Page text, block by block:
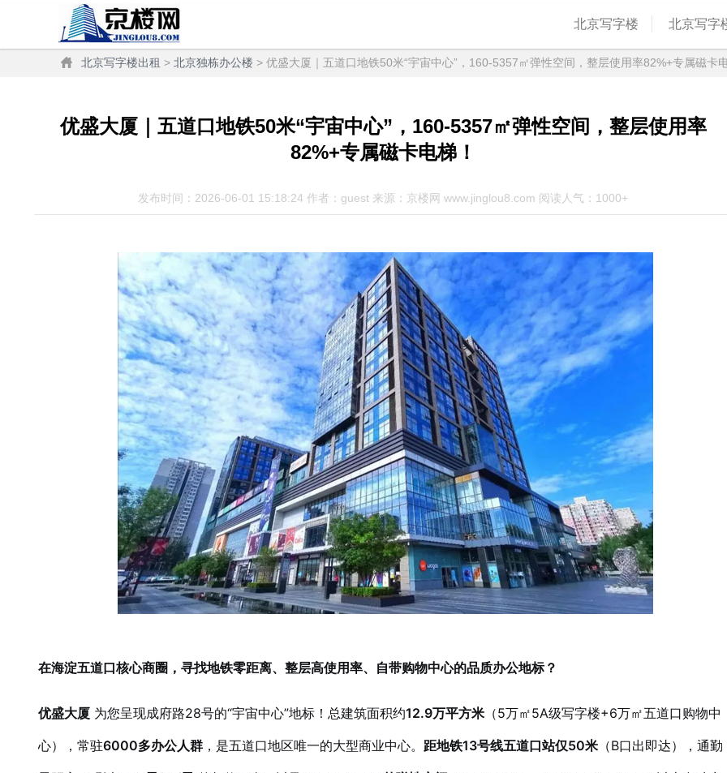
北京写字楼 北京写字
北京写字楼出租 > 北京独栋办公楼 > 优盛大厦｜五道口地铁50米“宇宙中心”，160-5357㎡弹性空间，整层使用率82%+专属磁卡
优盛大厦｜五道口地铁50米“宇宙中心”，160-5357㎡弹性空间，整层使用率
82%+专属磁卡电梯！
发布时间：2026-06-01 15:18:24 作者：guest 来源：京楼网 www.jinglou8.com 阅读人气：1000+
在海淀五道口核心商圈，寻找地铁零距离、整层高使用率、自带购物中心的品质办公地标？
优盛大厦 为您呈现成府路28号的“宇宙中心”地标！总建筑面积约12.9万平方米 （5万㎡5A级写字楼+6万㎡五道口购物中
心），常驻6000多办公人群 ，是五道口地区唯一的大型商业中心。 距地铁13号线五道口站仅50米 （B口出即达），通勤